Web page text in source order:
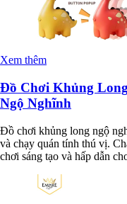
Xem thêm
Đồ Chơi Khủng
Ngộ Nghĩnh
Đồ chơi khủng long ngộ
và chạy quán tính thú vị.
chơi sáng tạo và hấp dẫn